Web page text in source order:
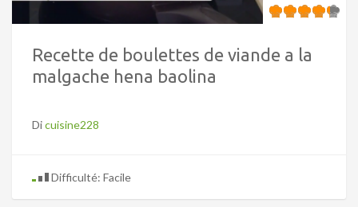
Recette de boulettes de viande a la
malgache hena baolina
Dicuisine228
Difficulté: Facile